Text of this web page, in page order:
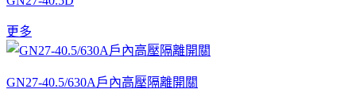
更多
GN27-40.5/630A戶內高壓隔離開關